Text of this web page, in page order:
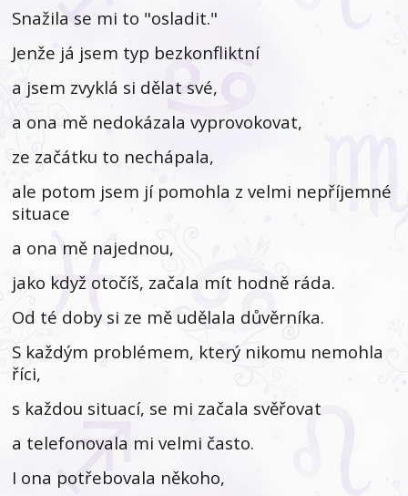
Snažila se mi to "osladit."
Jenže já jsem typ bezkonfliktní
a jsem zvyklá si dělat své,
a ona mě nedokázala vyprovokovat,
ze začátku to nechápala,
ale potom jsem jí pomohla z velmi nepříjemné
situace
a ona mě najednou,
jako když otočíš, začala mít hodně ráda.
Od té doby si ze mě udělala důvěrníka.
S každým problémem, který nikomu nemohla
říci,
s každou situací, se mi začala svěřovat
a telefonovala mi velmi často.
I ona potřebovala někoho,